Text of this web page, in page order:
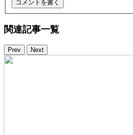
関連記事一覧
Prev Next